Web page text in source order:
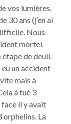
vos lumières.
30 ans (j’en ai
Nous
mortel.
de deuil.
eu un accident
mais à
à tué 3
face il y avait
orphelins. La